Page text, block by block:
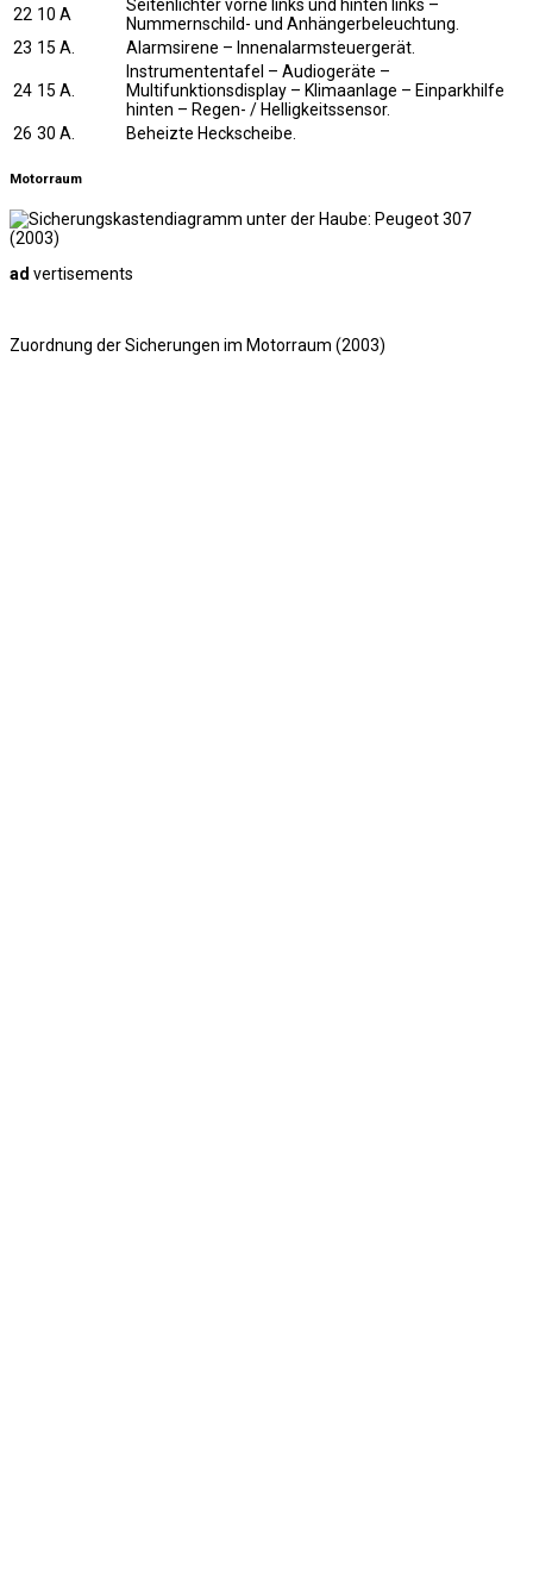
22 10 A
Seitenlichter vorne links und hinten links –
Nummernschild- und Anhängerbeleuchtung.
23 15 A. Alarmsirene – Innenalarmsteuergerät.
24 15 A.
Instrumententafel – Audiogeräte –
Multifunktionsdisplay – Klimaanlage – Einparkhilfe
hinten – Regen- / Helligkeitssensor.
26 30 A. Beheizte Heckscheibe.
Motorraum
ad vertisements
Zuordnung der Sicherungen im Motorraum (2003)